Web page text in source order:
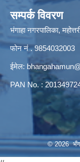
सम्पर्क विवरण
भंगाहा नगरपालिका,
फोन नं . 9854032003
ईमेल:
PAN No. :
© 2026